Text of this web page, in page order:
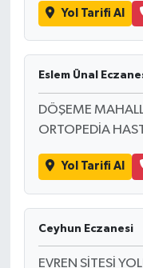
Yol Tarifi Al
Eslem Ünal
DÖŞEME
ORTOPEDİA
Yol Tarifi Al
Ceyhun Eczanesi
EVREN SİTESİ